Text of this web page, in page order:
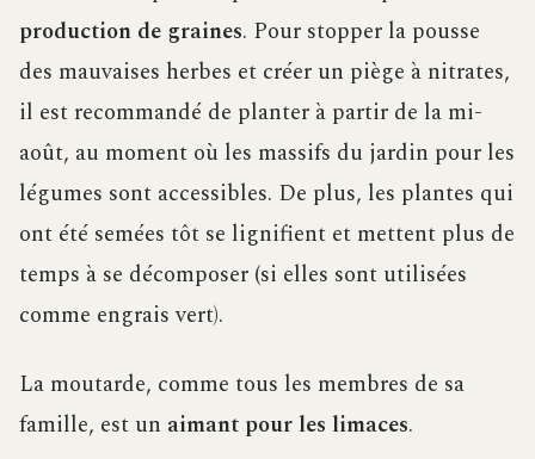
production de graines. Pour stopper la pousse
des mauvaises herbes et créer un piège à nitrates,
il est recommandé de planter à partir de la mi-
août, au moment où les massifs du jardin pour les
légumes sont accessibles. De plus, les plantes qui
ont été semées tôt se lignifient et mettent plus de
temps à se décomposer (si elles sont utilisées
comme engrais vert).
La moutarde, comme tous les membres de sa
famille, est un aimant pour les limaces.